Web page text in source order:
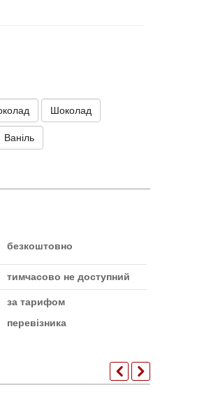
Шоколад
Ваніль
безкоштовно
тимчасово не доступний
за тарифом
перевізника